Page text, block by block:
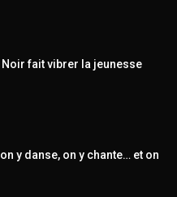
Noir fait vibrer la jeunesse
y danse, on y chante… et on